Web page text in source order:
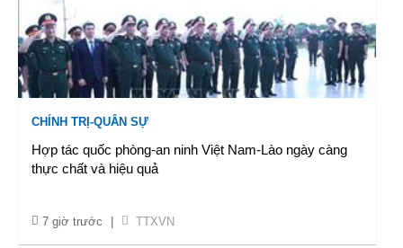
CHÍNH TRỊ-QUÂN SỰ
Hợp tác quốc phòng-an ninh Việt Nam-Lào ngày càng
thực chất và hiệu quả
7 giờ trước TTXVN